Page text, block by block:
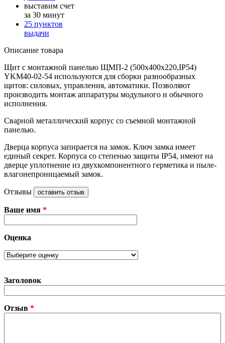
выставим счет
за 30 минут
25 пунктов
выдачи
Описание товара
Щит с монтажной панелью ЩМП-2 (500х400х220,IP54)
YKM40-02-54 используются для сборки разнообразных
щитов: силовых, управления, автоматики. Позволяют
производить монтаж аппаратуры модульного и обычного
исполнения.
Сварной металлический корпус со съемной монтажной
панелью.
Дверца корпуса запирается на замок. Ключ замка имеет
единый секрет. Корпуса со степенью защиты IP54, имеют на
дверце уплотнение из двухкомпонентного герметика и пыле-
влагонепроницаемый замок.
Отзывы оставить отзыв
Ваше имя *
Оценка
Заголовок
Отзыв *